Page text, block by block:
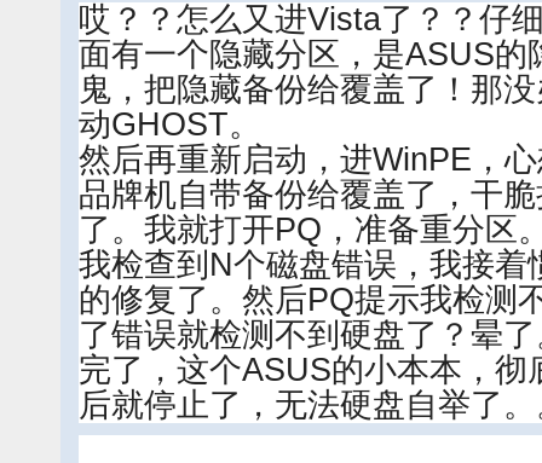
哎？？怎么又进Vista了？？仔
面有一个隐藏分区，是ASUS
鬼，把隐藏备份给覆盖了！那
动GHOST。
然后再重新启动，进WinPE，
品牌机自带备份给覆盖了，干
了。我就打开PQ，准备重分区
我检查到N个磁盘错误，我接着
的修复了。然后PQ提示我检
了错误就检测不到硬盘了？晕
完了，这个ASUS的小本本，彻
后就停止了，无法硬盘自举了